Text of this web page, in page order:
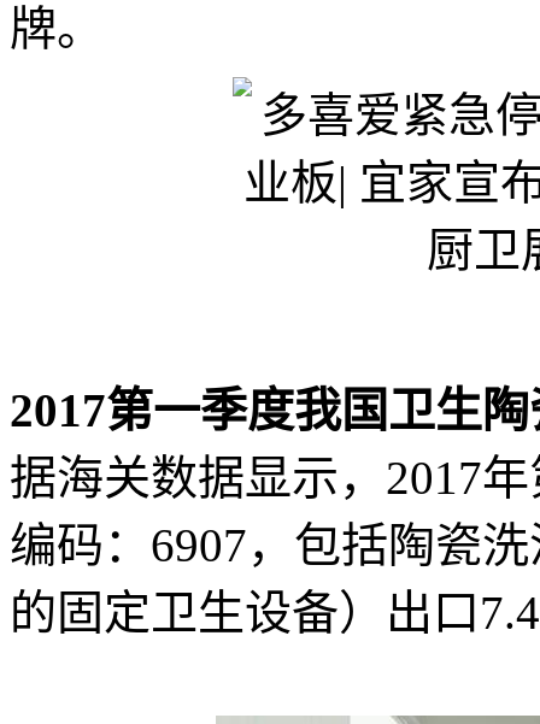
牌。
2017第一季度我国卫生
据海关数据显示，2017
编码：6907，包括陶瓷
的固定卫生设备）出口